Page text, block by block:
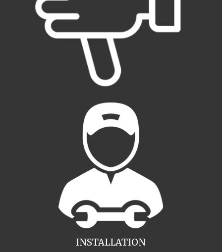
INSTALLATION